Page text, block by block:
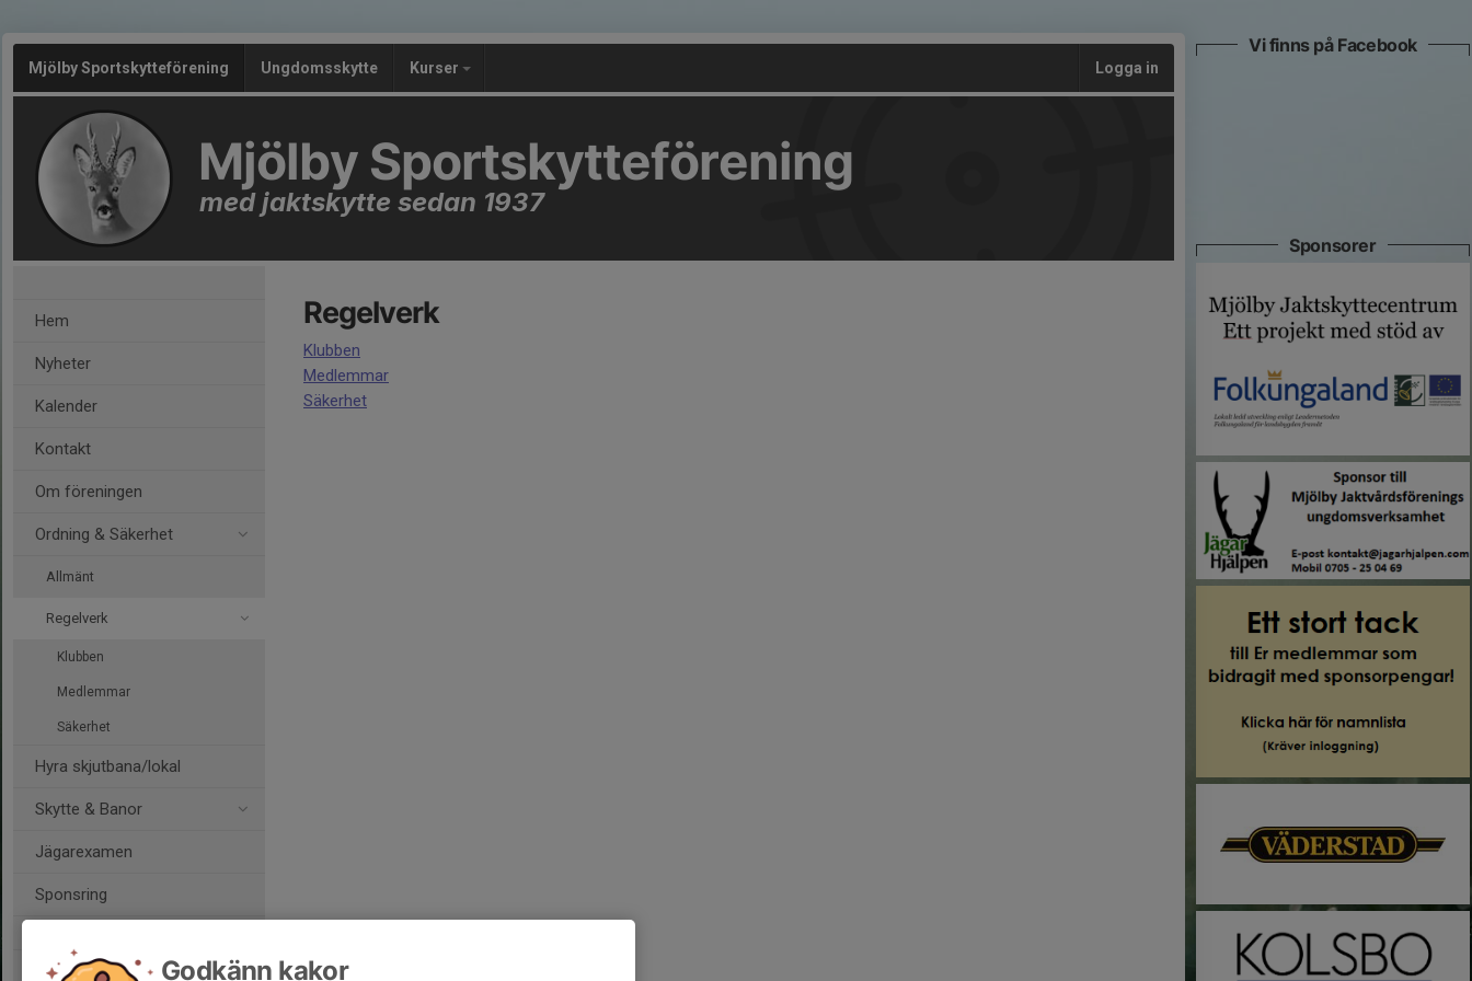
Mjölby Sportskytteförening Ungdomsskytte Kurser Logga in
Mjölby Sportskytteförening
med jaktskytte sedan 1937
Hem
Nyheter
Kalender
Kontakt
Om föreningen
Ordning & Säkerhet
Allmänt
Regelverk
Klubben
Medlemmar
Säkerhet
Hyra skjutbana/lokal
Skytte & Banor
Jägarexamen
Sponsring
Jägarnas Riksförbund
Regelverk
Klubben
Medlemmar
Säkerhet
Vi finns på Facebook
Sponsorer
Godkänn kakor